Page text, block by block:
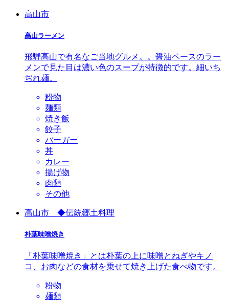
高山市
高山ラーメン
飛騨高山で有名なご当地グルメ。。醤油ベースのラー
メンで見た目は濃い色のスープが特徴的です。細いち
ぢれ麺。
粉物
麺類
焼き飯
餃子
バーガー
丼
カレー
揚げ物
肉類
その他
高山市 ◆伝統郷土料理
朴葉味噌焼き
「朴葉味噌焼き」とは朴葉の上に味噌とねぎやキノ
コ、お肉などの食材を乗せて焼き上げた食べ物です。
粉物
麺類